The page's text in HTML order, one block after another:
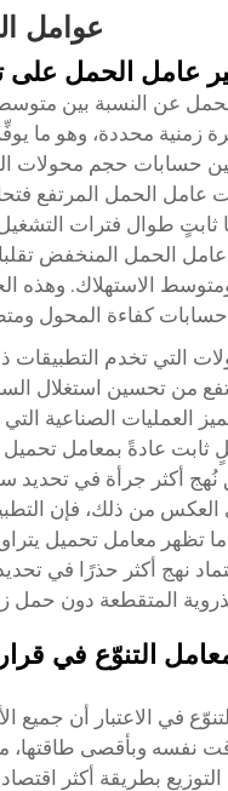
عوامل
عامل الحمل على
عن النسبة بين
زمنية محددة، وهو ما
حسابات حجم محولات
عامل الحمل المرتفع
ثابتٍ طوال فترات
عامل الحمل المنخفض
الاستهلاك. وهذه
كفاءة المحول
التي تخدم التطبيقات
من تحسين استغلال
العمليات الصناعية
نُهج أكثر جرأة في تحديد
العكس من ذلك، فإن
نهج أكثر حذرًا في
المتقطعة دون حمل
التنوّع في
في الاعتبار أن جميع
نفسه وبأقصى طاقتها،
بطريقة أكثر